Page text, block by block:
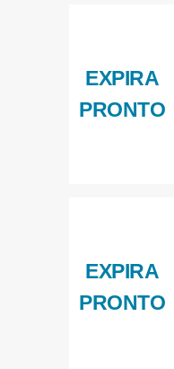
EXPIRA
PRONTO
EXPIRA
PRONTO